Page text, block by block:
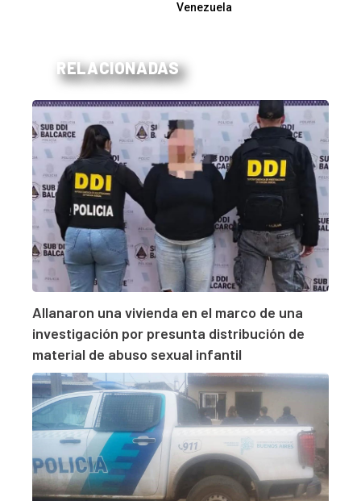
Venezuela
RELACIONADAS
Allanaron una vivienda en el marco de una
investigación por presunta distribución de
material de abuso sexual infantil